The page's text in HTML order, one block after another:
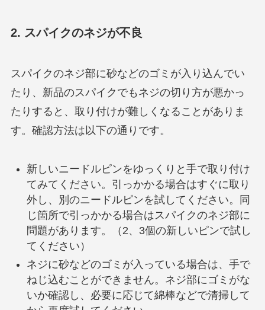
2. スパイクのネジが不良
スパイクのネジ部に砂などのゴミが入り込んでい
たり、新品のスパイクでもネジの切り方が悪かっ
たりすると、取り付けが難しくなることがありま
す。確認方法は以下の通りです。
新しいニードルピンをゆっくりと手で取り付け
てみてください。引っかかる場合はすぐに取り
外し、別のニードルピンを試してください。同
じ箇所で引っかかる場合はスパイクのネジ部に
問題があります。（2、3個の新しいピンで試し
てください）
ネジに砂などのゴミが入っている場合は、手で
ねじ込むことができません。ネジ部にゴミがな
いか確認し、必要に応じて綿棒などで清掃して